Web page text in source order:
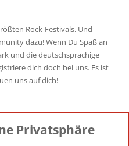
Rock-Festivals. Und
dazu! Wenn Du Spaß an
und die deutschsprachige
dich doch bei uns. Es ist
uns auf dich!
Privatsphäre